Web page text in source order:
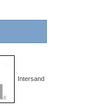
Intersand